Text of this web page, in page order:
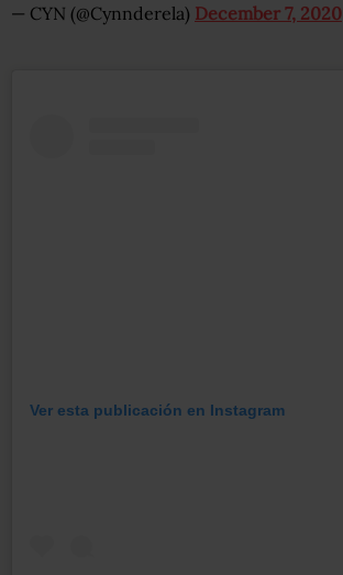
— CYN (@Cynnderela) December 7, 2020
Ver esta publicación en Instagram